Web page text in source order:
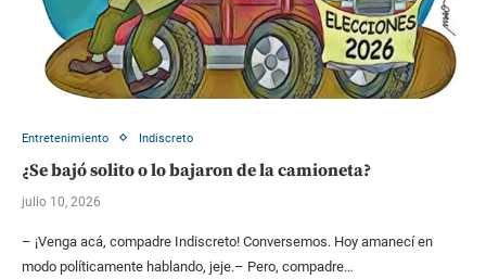
Entretenimiento Indiscreto
¿Se bajó solito o lo bajaron de la camioneta?
julio 10, 2026
– ¡Venga acá, compadre Indiscreto! Conversemos. Hoy amanecí en
modo políticamente hablando, jeje.– Pero, compadre…